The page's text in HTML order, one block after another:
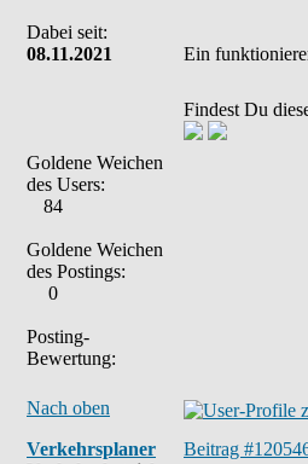
Dabei seit:
08.11.2021
Goldene Weichen
des Users:
84
Goldene Weichen
des Postings:
0
Posting-
Bewertung:
Ein
Findest Du
Nach oben
Verkehrsplaner
Beitrag